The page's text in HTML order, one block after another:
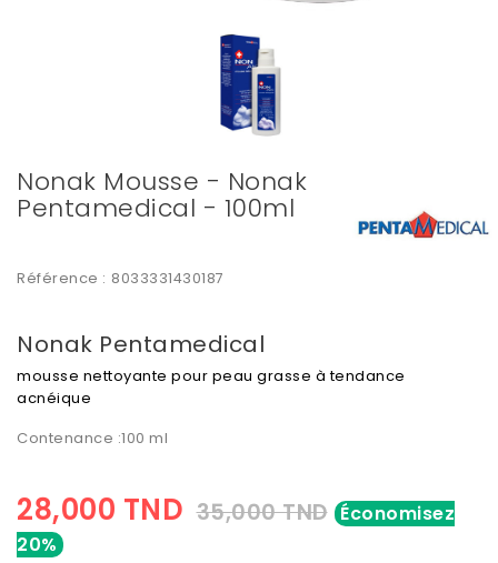
Nonak Mousse - Nonak
Pentamedical - 100ml
Référence : 8033331430187
Nonak Pentamedical
mousse nettoyante pour peau grasse à tendance
acnéique
Contenance :100 ml
28,000 TND 35,000 TND Économisez
20%